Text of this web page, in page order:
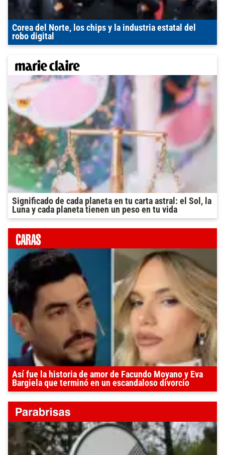
Corea del Norte, los chips y la industria estatal del
robo digital
Significado de cada planeta en tu carta astral: el Sol, la
Luna y cada planeta tienen un peso en tu vida
Así fue la historia de amor de Facundo Moyano y Eva
Bargiela que terminó en un escandaloso divorcio